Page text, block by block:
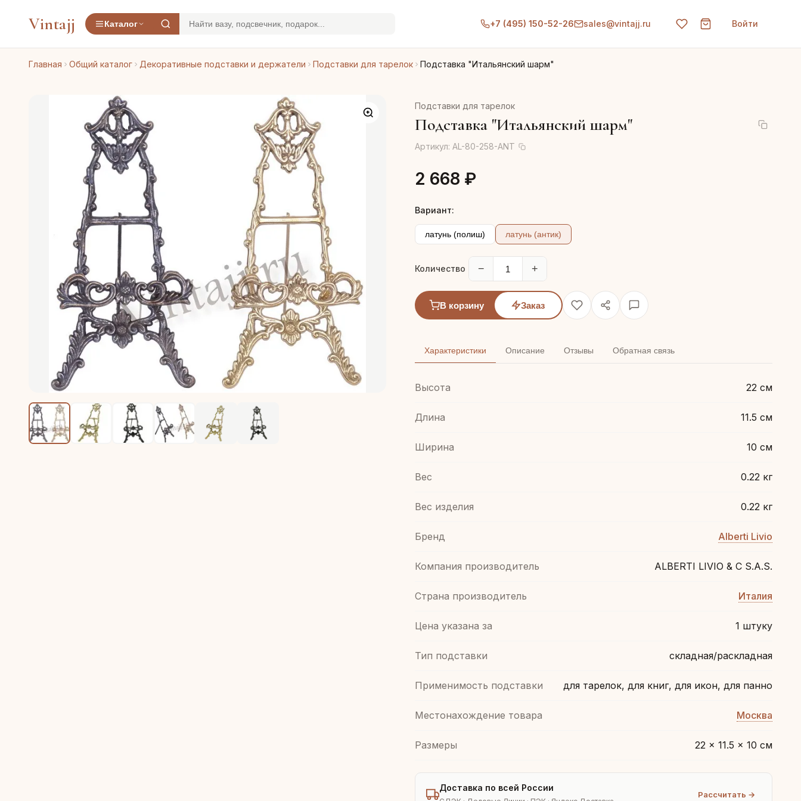
Vintajj Каталог +7 (495) 150-52-26 sales@vintajj.ru Войти
Главная Общий каталог Декоративные подставки и держатели Подставки для тарелок Подставка "Итальянский шарм"
Подставки для тарелок
Подставка "Итальянский шарм"
Артикул: AL-80-258-ANT
2 668 ₽
Вариант:
латунь (полиш) латунь (антик)
Количество − +
В корзину Заказ
Характеристики Описание Отзывы Обратная связь
Высота 22 см
Длина 11.5 см
Ширина 10 см
Вес 0.22 кг
Вес изделия 0.22 кг
Бренд Alberti Livio
Компания производитель ALBERTI LIVIO & C S.A.S.
Страна производитель Италия
Цена указана за 1 штуку
Тип подставки складная/раскладная
Применимость подставки для тарелок, для книг, для икон, для панно
Местонахождение товара Москва
Размеры 22 × 11.5 × 10 см
Доставка по всей России
Рассчитать →